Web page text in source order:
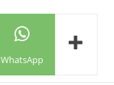
WhatsApp